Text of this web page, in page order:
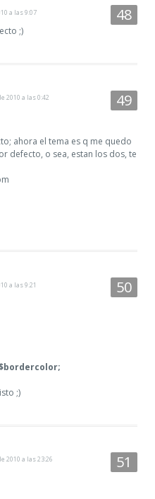
a las 9:07
;)
2010 a las 0:42
ahora el tema es q me quedo
defecto, o sea, estan los dos, te
a las 9:21
;)
2010 a las 23:26